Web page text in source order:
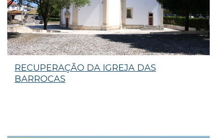
RECUPERAÇÃO DA IGREJA DAS
BARROCAS